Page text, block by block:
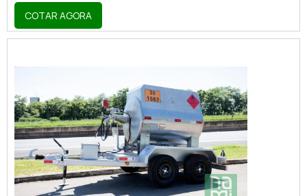
mercado. Elaborando uma cotação na
vitrine que se chama Soluções Industriais e
descobrindo a melhor referência em
DE ABASTECIMENTOQuem quer encontrar
fabrica de carretinha reboque de
abastecimento inovadora, acha a Nami
Solucoes. É possível encontrar carr...
COTAR AGORA